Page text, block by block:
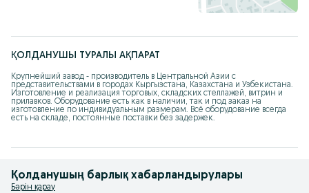
ҚОЛДАНУШЫ ТУРАЛЫ АҚПАРАТ
Крупнейший завод - производитель в Центральной Азии с
представительствами в городах Кыргызстана, Казахстана и Узбекистана.
Изготовление и реализация торговых, складских стеллажей, витрин и
прилавков. Оборудование есть как в наличии, так и под заказ на
изготовление по индивидуальным размерам. Всё оборудование всегда
есть на складе, постоянные поставки без задержек.
Қолданушың барлық хабарландырулары
Бәрін қарау